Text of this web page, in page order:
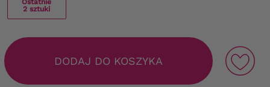
Ostatnie
2 sztuki
DODAJ DO KOSZYKA